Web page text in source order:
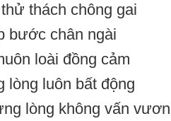
thách chông gai
bước chân ngài
loài đồng cảm
lòng luôn bất động
lòng không vấn